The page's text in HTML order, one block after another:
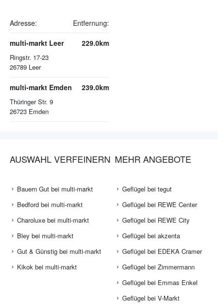
Adresse: Entfernung:
multi-markt Leer
Ringstr. 17-23
26789 Leer
229.0km
multi-markt Emden
Thüringer Str. 9
26723 Emden
239.0km
AUSWAHL VERFEINERN
Bauern Gut bei multi-markt
Bedford bei multi-markt
Charoluxe bei multi-markt
Bley bei multi-markt
Gut & Günstig bei multi-markt
Kikok bei multi-markt
MEHR ANGEBOTE
Geflügel bei tegut
Geflügel bei REWE Center
Geflügel bei REWE City
Geflügel bei akzenta
Geflügel bei EDEKA Cramer
Geflügel bei Zimmermann
Geflügel bei Emmas Enkel
Geflügel bei V-Markt